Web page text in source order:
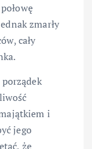
zmarły
cały
i
jego
że